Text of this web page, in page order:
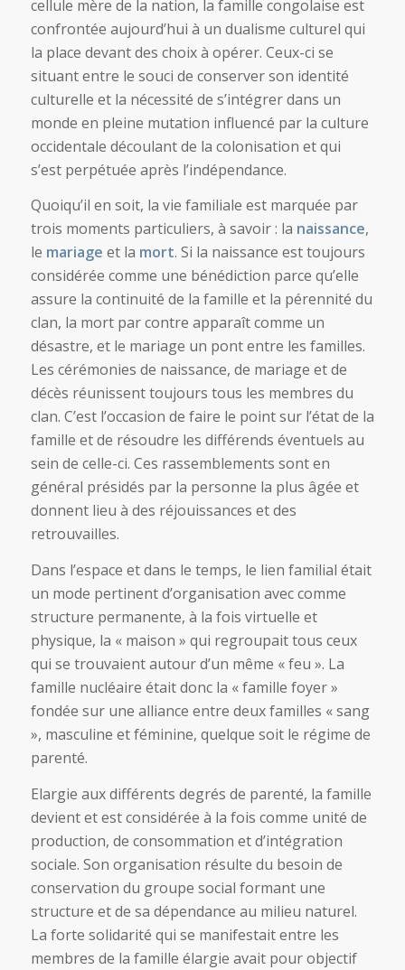
cellule mère de la nation, la famille congolaise est
confrontée aujourd’hui à un dualisme culturel qui
la place devant des choix à opérer. Ceux-ci se
situant entre le souci de conserver son identité
culturelle et la nécessité de s’intégrer dans un
monde en pleine mutation influencé par la culture
occidentale découlant de la colonisation et qui
s’est perpétuée après l’indépendance.
Quoiqu’il en soit, la vie familiale est marquée par
trois moments particuliers, à savoir : la naissance,
le mariage et la mort. Si la naissance est toujours
considérée comme une bénédiction parce qu’elle
assure la continuité de la famille et la pérennité du
clan, la mort par contre apparaît comme un
désastre, et le mariage un pont entre les familles.
Les cérémonies de naissance, de mariage et de
décès réunissent toujours tous les membres du
clan. C’est l’occasion de faire le point sur l’état de la
famille et de résoudre les différends éventuels au
sein de celle-ci. Ces rassemblements sont en
général présidés par la personne la plus âgée et
donnent lieu à des réjouissances et des
retrouvailles.
Dans l’espace et dans le temps, le lien familial était
un mode pertinent d’organisation avec comme
structure permanente, à la fois virtuelle et
physique, la « maison » qui regroupait tous ceux
qui se trouvaient autour d’un même « feu ». La
famille nucléaire était donc la « famille foyer »
fondée sur une alliance entre deux familles « sang
», masculine et féminine, quelque soit le régime de
parenté.
Elargie aux différents degrés de parenté, la famille
devient et est considérée à la fois comme unité de
production, de consommation et d’intégration
sociale. Son organisation résulte du besoin de
conservation du groupe social formant une
structure et de sa dépendance au milieu naturel.
La forte solidarité qui se manifestait entre les
membres de la famille élargie avait pour objectif